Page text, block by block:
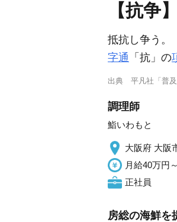
【抗争
抵抗し争う。
字通 「抗」の
出典 平凡社「普及
調理師
鮨いわもと
大阪府 大阪
月給40万円
正社員
房総の海鮮を